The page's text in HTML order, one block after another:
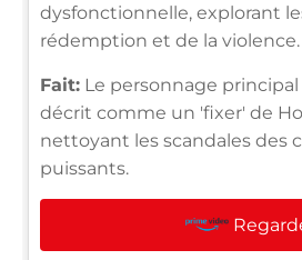
dysfonctionnelle, explorant
rédemption et de la violence.
Fait: Le personnage
décrit comme un 'fixer' de
nettoyant les scandales des
puissants.